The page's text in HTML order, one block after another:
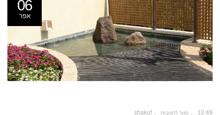
06
אפר
10:49 סגור לתגובות shakuf